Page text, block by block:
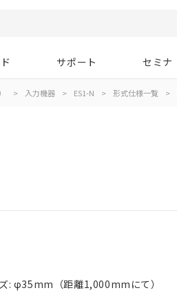
サポート セミナ
> 入力機器 > ES1-N > 形式仕様一覧 >
: φ35mm（距離1,000mmにて）